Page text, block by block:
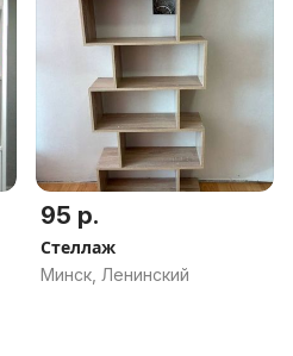
95 р.
Стеллаж
Минск, Ленинский